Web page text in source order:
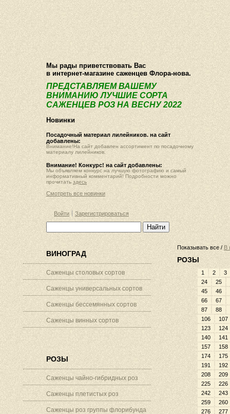
О компании Как купить Фотогалерея Статьи Опт
Мы рады приветствовать Вас
в интернет-магазине саженцев Флора-нова.
ПРЕДСТАВЛЯЕМ ВАШЕМУ
ВНИМАНИЮ ЛУЧШИЕ СОРТА
САЖЕНЦЕВ РОЗ НА ВЕСНУ 2022
Новинки
Посадочный материал лилейников. на сайт
добавлены:
Внимание!На сайт добавлен ассортимент по посадочному
материалу лилейников.
Внимание! Конкурс! на сайт добавлены:
Мы объявляем конкурс на лучшую фотографию и самый
информативный комментарий! Подробности можно
прочитать здесь
Смотреть все новинки
Войти Зарегистрироваться
ВИНОГРАД
Саженцы столовых сортов
Саженцы универсальных сортов
Саженцы бессемянных сортов
Саженцы винных сортов
РОЗЫ
Саженцы чайно-гибридных роз
Саженцы плетистых роз
Саженцы роз группы флорибунда
Показывать все / В
РОЗЫ
1 2
3
24
25
45
46
66
67
87
88
106
107
123
124
140
141
157
158
174
175
191
192
208
209
225
226
242
243
259
260
276
277